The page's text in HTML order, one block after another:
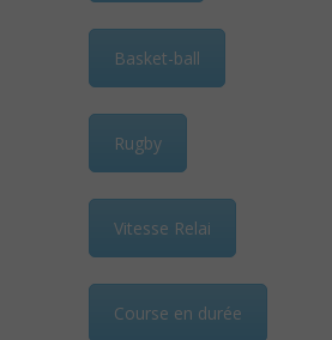
Basket-ball
Rugby
Vitesse Relai
Course en durée